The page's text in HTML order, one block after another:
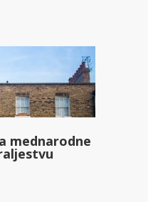
mednarodne